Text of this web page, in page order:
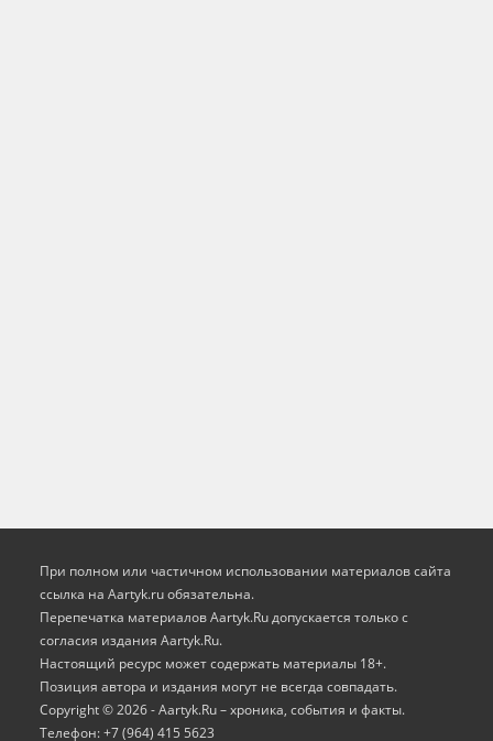
При полном или частичном использовании материалов сайта
ссылка на Aartyk.ru oбязательна.
Перепечатка материалов Aartyk.Ru допускается только с
согласия издания Aartyk.Ru.
Настоящий ресурс может содержать материалы 18+.
Позиция автора и издания могут не всегда совпадать.
Copyright © 2026 - Aartyk.Ru – хроника, события и факты.
Телефон: +7 (964) 415 5623